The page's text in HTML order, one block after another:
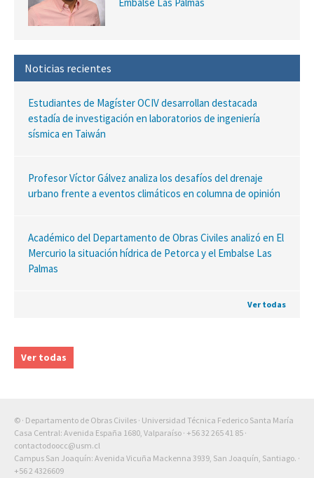
Noticias recientes
Estudiantes de Magíster OCIV desarrollan destacada
estadía de investigación en laboratorios de ingeniería
sísmica en Taiwán
Profesor Víctor Gálvez analiza los desafíos del drenaje
urbano frente a eventos climáticos en columna de opinión
Académico del Departamento de Obras Civiles analizó en El
Mercurio la situación hídrica de Petorca y el Embalse Las
Palmas
Ver todas
Ver todas
© · Departamento de Obras Civiles · Universidad Técnica Federico Santa María
Casa Central: Avenida España 1680, Valparaíso · +56 32 265 41 85 ·
contactodoocc@usm.cl
Campus San Joaquín: Avenida Vicuña Mackenna 3939, San Joaquín, Santiago. ·
+56 2 4326609